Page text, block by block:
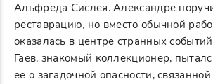
Альфреда Сислея. Александре
реставрацию, но вместо обычной
оказалась в центре странных
Гаев, знакомый коллекционер,
ее о загадочной опасности,